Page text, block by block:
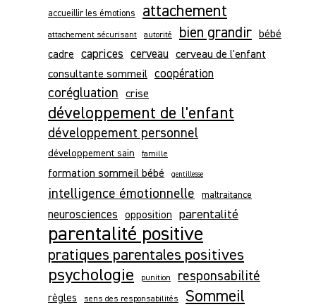
accueillir les émotions attachement
attachement sécurisant autorité bien grandir bébé
cadre caprices cerveau cerveau de l'enfant
consultante sommeil coopération
corégluation crise
développement de l'enfant
développement personnel
développement sain famille
formation sommeil bébé gentillesse
intelligence émotionnelle maltraitance
neurosciences opposition parentalité
parentalité positive
pratiques parentales positives
psychologie punition responsabilité
règles sens des responsabilités Sommeil